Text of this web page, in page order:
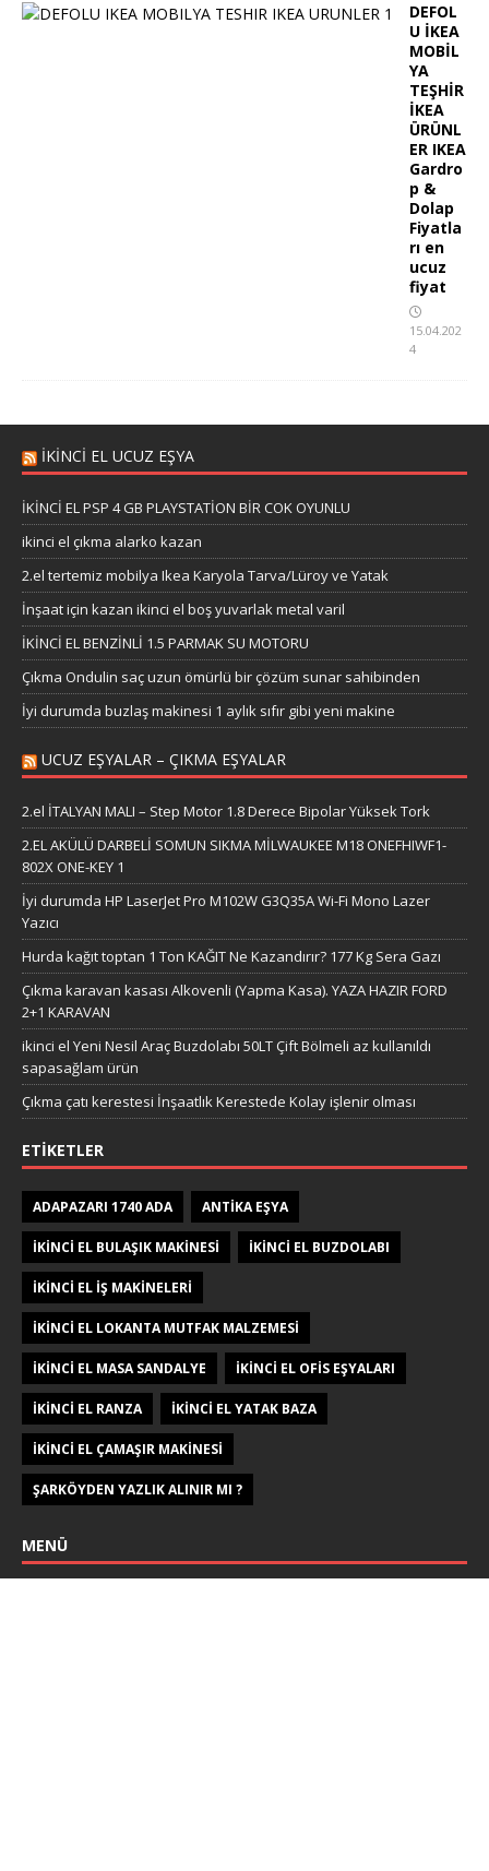
DEFOL
U İKEA
MOBİL
YA
TEŞHİR
İKEA
ÜRÜNL
ER IKEA
Gardro
p &
Dolap
Fiyatla
rı en
ucuz
fiyat
15.04.202
4
İKİNCİ EL UCUZ EŞYA
İKİNCİ EL PSP 4 GB PLAYSTATİON BİR COK OYUNLU
ikinci el çıkma alarko kazan
2.el tertemiz mobilya Ikea Karyola Tarva/Lüroy ve Yatak
İnşaat için kazan ikinci el boş yuvarlak metal varil
İKİNCİ EL BENZİNLİ 1.5 PARMAK SU MOTORU
Çıkma Ondulin saç uzun ömürlü bir çözüm sunar sahibinden
İyi durumda buzlaş makinesi 1 aylık sıfır gibi yeni makine
UCUZ EŞYALAR – ÇIKMA EŞYALAR
2.el İTALYAN MALI – Step Motor 1.8 Derece Bipolar Yüksek Tork
2.EL AKÜLÜ DARBELİ SOMUN SIKMA MİLWAUKEE M18 ONEFHIWF1-
802X ONE-KEY 1
İyi durumda HP LaserJet Pro M102W G3Q35A Wi-Fi Mono Lazer
Yazıcı
Hurda kağıt toptan 1 Ton KAĞIT Ne Kazandırır? 177 Kg Sera Gazı
Çıkma karavan kasası Alkovenli (Yapma Kasa). YAZA HAZIR FORD
2+1 KARAVAN
ikinci el Yeni Nesil Araç Buzdolabı 50LT Çift Bölmeli az kullanıldı
sapasağlam ürün
Çıkma çatı kerestesi İnşaatlık Kerestede​​ Kolay işlenir olması
ETIKETLER
ADAPAZARI 1740 ADA ANTIKA EŞYA
IKINCI EL BULAŞIK MAKINESI IKINCI EL BUZDOLABI
IKINCI EL IŞ MAKINELERI
IKINCI EL LOKANTA MUTFAK MALZEMESI
IKINCI EL MASA SANDALYE IKINCI EL OFIS EŞYALARI
IKINCI EL RANZA IKINCI EL YATAK BAZA
IKINCI EL ÇAMAŞIR MAKINESI
ŞARKÖYDEN YAZLIK ALINIR MI ?
MENÜ